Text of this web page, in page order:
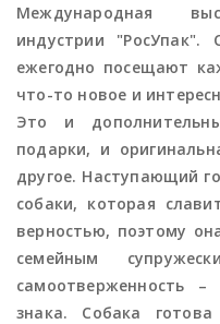
Международная
индустрии "РосУпак".
ежегодно посещают
что-то новое и
Это и
подарки, и
другое. Наступающий
собаки, которая
верностью, поэтому
семейным
самоотверженность
знака. Собака